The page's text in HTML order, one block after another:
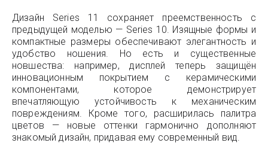
Дизайн Series 11 сохраняет преемственность с
предыдущей моделью — Series 10. Изящные формы и
компактные размеры обеспечивают элегантность и
удобство ношения. Но есть и существенные
новшества: например, дисплей теперь защищён
инновационным покрытием с керамическими
компонентами, которое демонстрирует
впечатляющую устойчивость к механическим
повреждениям. Кроме того, расширилась палитра
цветов — новые оттенки гармонично дополняют
знакомый дизайн, придавая ему современный вид.